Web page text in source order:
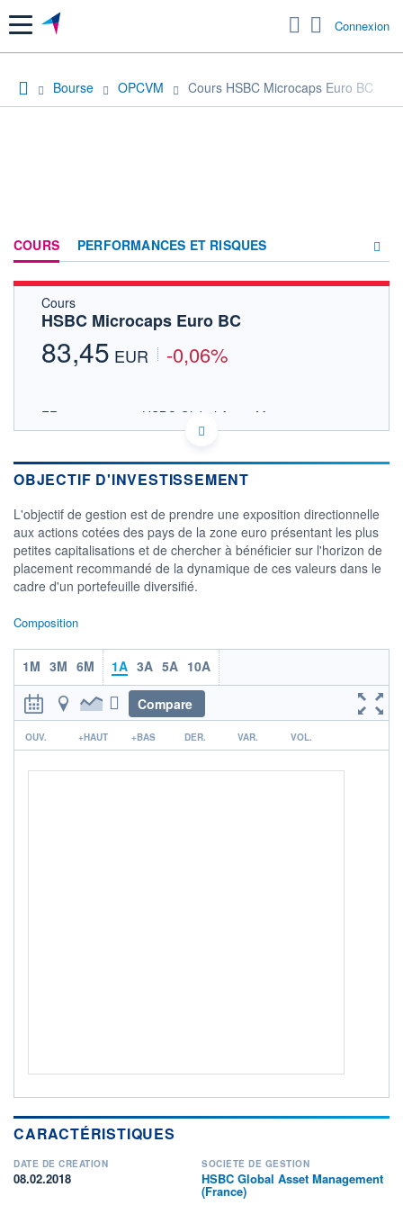
Menu Connexion
Bourse OPCVM Cours HSBC Microcaps Euro BC
COURS PERFORMANCES ET RISQUES
Cours
HSBC Microcaps Euro BC
83,45 EUR -0,06%
FR0013287133 - HSBC Global Asset Management
(France)
Consulter le prospectus / DIC
80
90
100
CATÉGORIE MORNINGSTAR
Actions Zone Euro Petites
FONDS PARTENAIRES
TARIFS PRIVILÉGIÉS 0%
PEA PEA-PME BOURSOVIE LUX
BOURSOVIE
OBJECTIF D'INVESTISSEMENT
L'objectif de gestion est de prendre une exposition directionnelle
aux actions cotées des pays de la zone euro présentant les plus
petites capitalisations et de chercher à bénéficier sur l'horizon de
placement recommandé de la dynamique de ces valeurs dans le
cadre d'un portefeuille diversifié.
Composition
1M 3M 6M 1A 3A 5A 10A
Compare
r
OUV. +HAUT +BAS DER. VAR. VOL.
CARACTÉRISTIQUES
DATE DE CRÉATION
08.02.2018
SOCIÉTÉ DE GESTION
HSBC Global Asset Management
(France)